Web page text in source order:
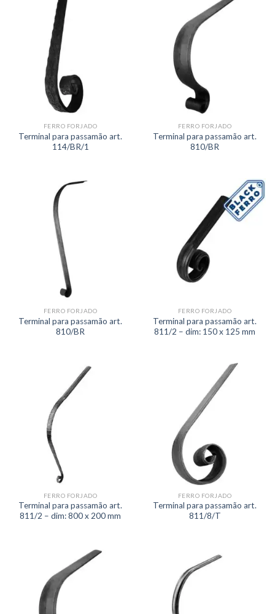
FERRO FORJADO
Terminal para passamão art.
114/BR/1
FERRO FORJADO
Terminal para passamão art.
810/BR
FERRO FORJADO
Terminal para passamão art.
810/BR
FERRO FORJADO
Terminal para passamão art.
811/2 – dim: 150 x 125 mm
FERRO FORJADO
Terminal para passamão art.
811/2 – dim: 800 x 200 mm
FERRO FORJADO
Terminal para passamão art.
811/8/T